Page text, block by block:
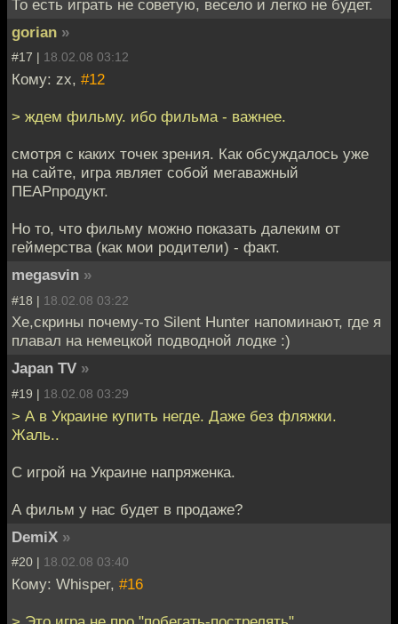
То есть играть не советую, весело и легко не будет.
gorian »
#17 | 18.02.08 03:12
Кому: zx, #12
> ждем фильму. ибо фильма - важнее.
смотря с каких точек зрения. Как обсуждалось уже
на сайте, игра являет собой мегаважный
ПЕАРпродукт.
Но то, что фильму можно показать далеким от
геймерства (как мои родители) - факт.
megasvin »
#18 | 18.02.08 03:22
Хе,скрины почему-то Silent Hunter напоминают, где я
плавал на немецкой подводной лодке :)
Japan TV »
#19 | 18.02.08 03:29
> А в Украине купить негде. Даже без фляжки.
Жаль..
С игрой на Украине напряженка.
А фильм у нас будет в продаже?
DemiX »
#20 | 18.02.08 03:40
Кому: Whisper, #16